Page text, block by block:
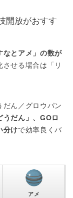
開放がおすす
なとアメ」の数が
させる場合は「リ
だん／グロウパン
うだん」、GOロ
分けで効率良くバ
アメ